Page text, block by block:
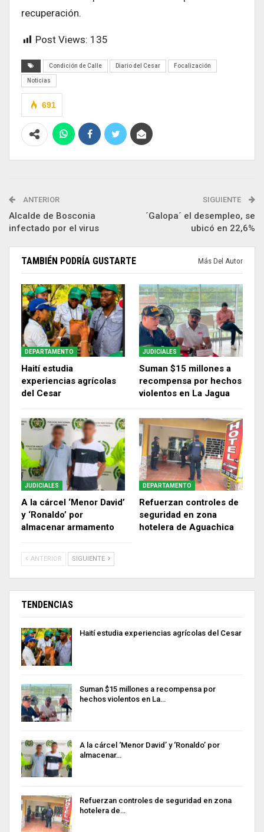
recuperación.
Post Views: 135
Condición de Calle Diario del Cesar Focalización
Noticias
691
ANTERIOR
Alcalde de Bosconia
infectado por el virus
SIGUIENTE
´Galopa´ el desempleo, se
ubicó en 22,6%
TAMBIÉN PODRÍA GUSTARTE Más Del Autor
DEPARTAMENTO
Haití estudia
experiencias agrícolas
del Cesar
JUDICIALES
Suman $15 millones a
recompensa por hechos
violentos en La Jagua
JUDICIALES
A la cárcel ‘Menor David’
y ‘Ronaldo’ por
almacenar armamento
DEPARTAMENTO
Refuerzan controles de
seguridad en zona
hotelera de Aguachica
ANTERIOR SIGUIENTE
TENDENCIAS
Haití estudia experiencias agrícolas del Cesar
Suman $15 millones a recompensa por
hechos violentos en La…
A la cárcel ‘Menor David’ y ‘Ronaldo’ por
almacenar…
Refuerzan controles de seguridad en zona
hotelera de…